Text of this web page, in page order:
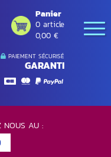
PAIEMENT SÉCURISÉ
GARANTI
Panier
0 article
0,00 €
NOUS AU :